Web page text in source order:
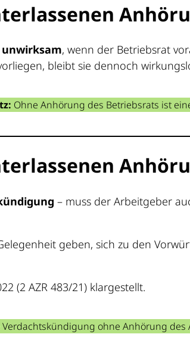
unwirksam, wenn der Betriebsrat
bleibt sie dennoch
Ohne Anhörung des Betriebsrats ist
– muss der Arbeitgeber
geben, sich zu den
(2 AZR 483/21) klargestellt.
Verdachtskündigung ohne Anhörung